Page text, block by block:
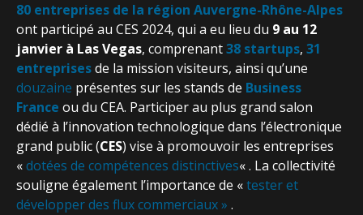
80 entreprises de la région Auvergne-Rhône-Alpes
ont participé au CES 2024, qui a eu lieu du 9 au 12
janvier à Las Vegas, comprenant38 startups, 31
entreprisesde la mission visiteurs, ainsi qu’une
douzaine présentes sur les stands de Business
France ou du CEA. Participer au plus grand salon
dédié à l’innovation technologique dans l’électronique
grand public (CES) vise à promouvoir les entreprises
«dotées de compétences distinctives« . La collectivité
souligne également l’importance de «tester et
développer des flux commerciaux » .